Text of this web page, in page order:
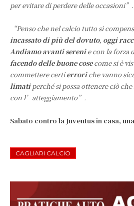
per evitare di perdere delle occasioni”.
“Penso che nel calcio tutto si
incassato di più del dovuto, oggi
Andiamo avanti serenie con la forza
facendo delle buone cosecome si è
commettere certierroriche vanno
limatiperché si possa ottenere ciò
con l’atteggiamento”.
Sabato contro la Juventus in casa,
CAGLIARI CALCIO